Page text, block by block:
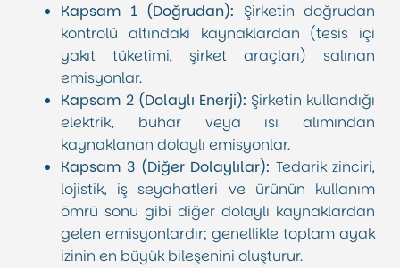
Kapsam 1 (Doğrudan): Şirketin doğrudan
kontrolü altındaki kaynaklardan (tesis içi
yakıt tüketimi, şirket araçları) salınan
emisyonlar.
Kapsam 2 (Dolaylı Enerji): Şirketin kullandığı
elektrik, buhar veya ısı alımından
kaynaklanan dolaylı emisyonlar.
Kapsam 3 (Diğer Dolaylılar): Tedarik zinciri,
lojistik, iş seyahatleri ve ürünün kullanım
ömrü sonu gibi diğer dolaylı kaynaklardan
gelen emisyonlardır; genellikle toplam ayak
izinin en büyük bileşenini oluşturur.